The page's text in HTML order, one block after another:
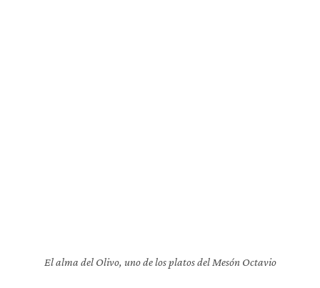
El alma del Olivo, uno de los platos del Mesón Octavio